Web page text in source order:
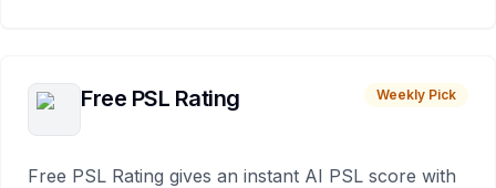
Free PSL Rating Weekly Pick
Free PSL Rating gives an instant AI PSL score with